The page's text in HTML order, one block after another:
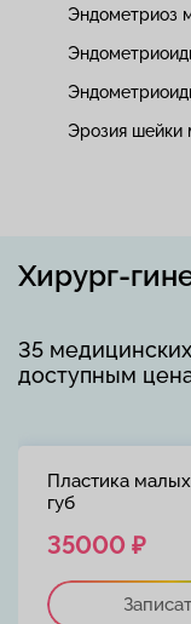
Эндометриоз
Эрозия шейки
Хирург-
35
доступным
Пластика
губ
35000 ₽